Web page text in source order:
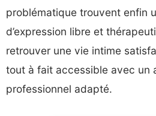
problématique trouvent enfin
d’expression libre et
retrouver une vie intime
tout à fait accessible avec un
professionnel adapté.